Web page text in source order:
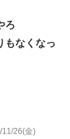
ろ
もなくなっ
11/26(金)